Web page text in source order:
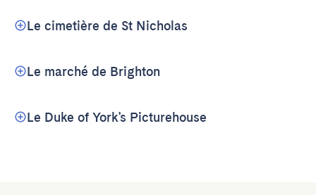
Le cimetière de St Nicholas
Le marché de Brighton
Le Duke of York's Picturehouse